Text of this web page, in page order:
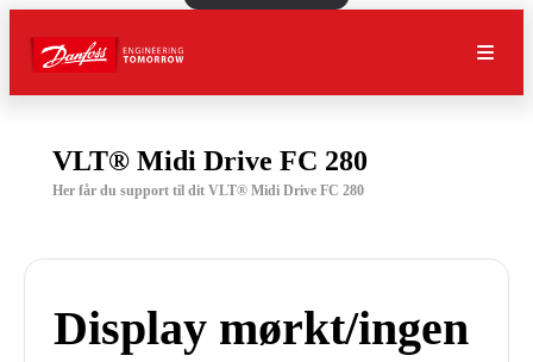
VLT® Midi Drive FC 280
Her får du support til dit VLT® Midi Drive FC 280
Display mørkt/ingen